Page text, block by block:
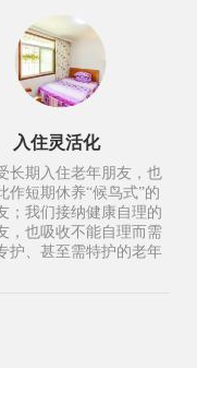
入住灵活化
长期入住老年朋友，也
作短期休养“候鸟式”的
；我们接纳健康自理的
，也吸收不能自理而需
护、甚至需特护的老年